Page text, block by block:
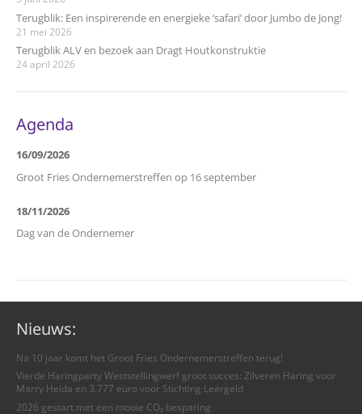
Terugblik: Een inspirerende en energieke ‘safari’ door Jumbo de Jong!
21 mei 2026
Terugblik ALV en bezoek aan Dragt Houtkonstruktie
24 april 2026
Agenda
16/09/2026
Groot Fries Ondernemerstreffen op 16 september
18/11/2026
Dag van de Ondernemer
Nieuws:
Na 10 jaar komt het Groot Fries Ondernemerstreffen terug!
Vierde Haringparty Weststellingwerf groot succes: Zilveren Haring voor
Marry Heida en 3.777 euro voor Stichting Leergeld
2026 gestart met een mooie CO₂ besparing